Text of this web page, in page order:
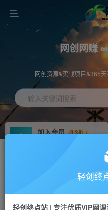
网创网赚
网创资源&实战项目&365
输入关键词搜索
加入会员
3.3折
推广返佣高达70%
投稿专区 免费
轻创终
轻创终点站 | 专注优质VIP网